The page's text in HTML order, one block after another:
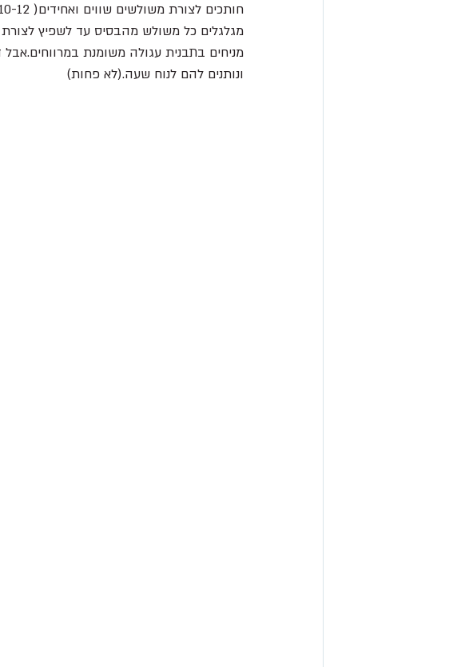
חותכים לצורת משולשים שווים ואחידים( 10-12 )
מגלגלים כל משולש מהבסיס עד לשפיץ לצורת
מניחים בתבנית עגולה משומנת במרווחים.אבל
ונותנים להם לנוח שעה.(לא פחות)